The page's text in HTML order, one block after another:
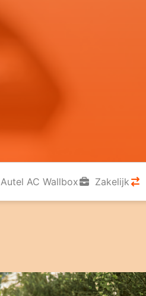
Autel AC Wallbox Zakelijk